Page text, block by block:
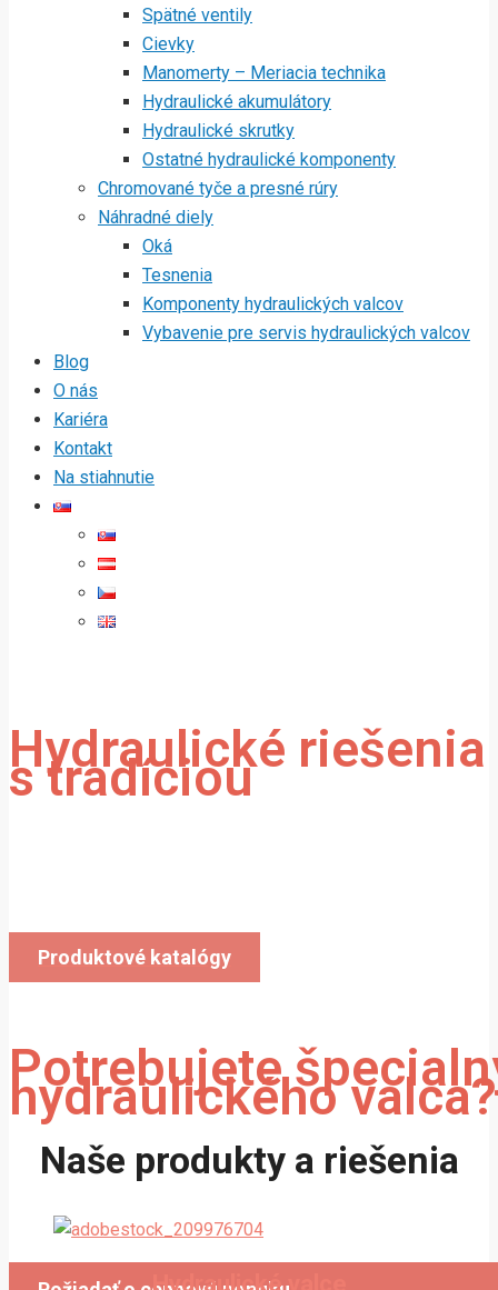
Spätné ventily
Cievky
Manomerty – Meriacia technika
Hydraulické akumulátory
Hydraulické skrutky
Ostatné hydraulické komponenty
Chromované tyče a presné rúry
Náhradné diely
Oká
Tesnenia
Komponenty hydraulických valcov
Vybavenie pre servis hydraulických valcov
Blog
O nás
Kariéra
Kontakt
Na stiahnutie
Hydraulické riešenia
s tradíciou
Produktové katalógy
Potrebujete
hydraulického valca?
Vyrábame atypické hydraulické
valce na objednávku.
Naše produkty a riešenia
Hydraulické valce